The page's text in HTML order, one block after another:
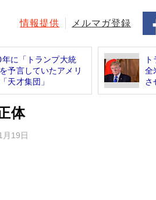
情報提供 メルマガ登録
年に「トランプ大統
予言していたアメリ
天才集団」
全
さ
体
月19日